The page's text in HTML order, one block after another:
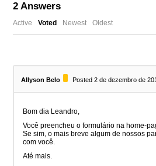
2 Answers
Active Voted Newest Oldest
Allyson Belo Posted 2 de dezembro de
Bom dia Leandro,
Você preencheu o formulário na home-
Se sim, o mais breve algum de nossos
com você.
Até mais.